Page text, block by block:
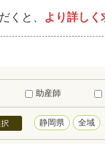
くと、 より詳しく
助産師
静岡県 全域